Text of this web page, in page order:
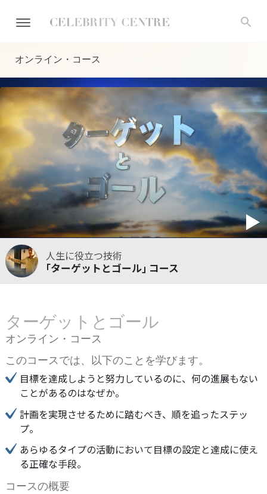
オンライン・コース
人生に役立つ技術
｢ターゲットとゴール｣ コース
ターゲットとゴール
オンライン・コース
このコースでは、以下のことを学びます。
目標を達成しようと努力しているのに、何の進展もない
ことがあるのはなぜか。
計画を実現させるために踏むべき、順を追ったステッ
プ。
あらゆるタイプの活動において目標の設定と達成に使え
る正確な手段。
コースの概要